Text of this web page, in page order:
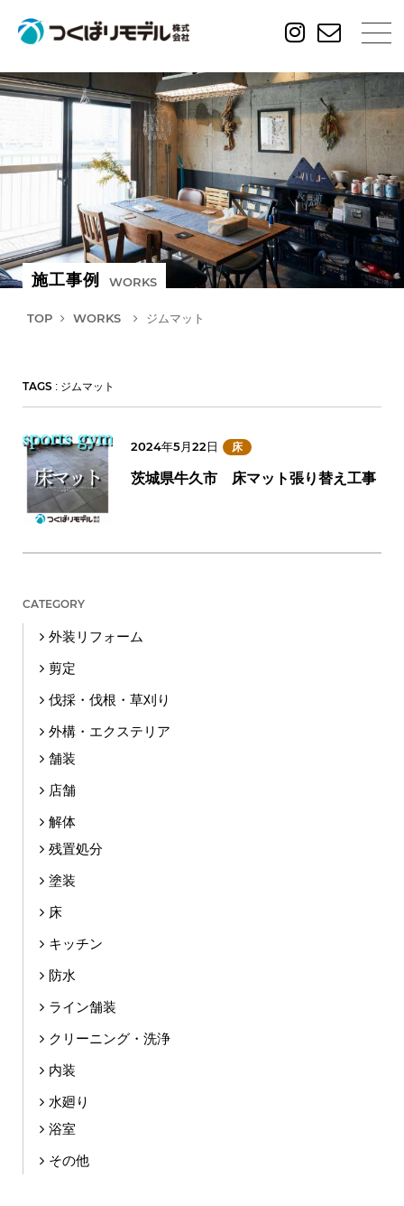
施工事例 WORKS
TOP WORKS ジムマット
TAGS : ジムマット
2024年5月22日 床
茨城県牛久市 床マット張り替え工事
CATEGORY
外装リフォーム
剪定
伐採・伐根・草刈り
外構・エクステリア
舗装
店舗
解体
残置処分
塗装
床
キッチン
防水
ライン舗装
クリーニング・洗浄
内装
水廻り
浴室
その他